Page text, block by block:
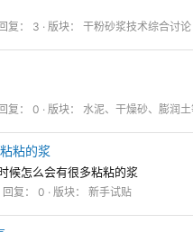
复： 3 版块： 干粉砂浆技术综合讨论
复： 0 版块： 水泥、干燥砂、膨润
粘的浆
候怎么会有很多粘粘的浆
回复： 0 版块： 新手试贴